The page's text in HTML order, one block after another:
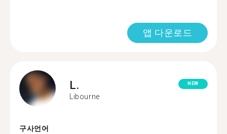
앱 다운로드
L.
Libourne
NEW
구사언어